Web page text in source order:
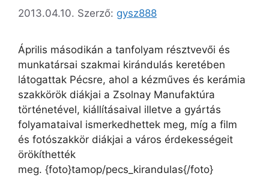
2013.04.10. Szerző: gysz888
Április másodikán a tanfolyam résztvevői és
munkatársai szakmai kirándulás keretében
látogattak Pécsre, ahol a kézműves és kerámia
szakkörök diákjai a Zsolnay Manufaktúra
történetével, kiállításaival illetve a gyártás
folyamataival ismerkedhettek meg, míg a film
és fotószakkör diákjai a város érdekességeit
örökíthették
meg. {foto}tamop/pecs_kirandulas{/foto}